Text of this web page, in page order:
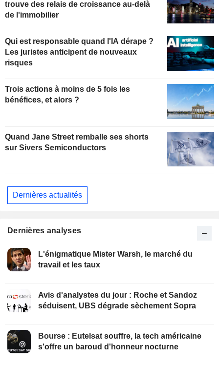
trouve des relais de croissance au-delà
de l'immobilier
Qui est responsable quand l'IA dérape ?
Les juristes anticipent de nouveaux
risques
Trois actions à moins de 5 fois les
bénéfices, et alors ?
Quand Jane Street remballe ses shorts
sur Sivers Semiconductors
Dernières actualités
Dernières analyses
L'énigmatique Mister Warsh, le marché du
travail et les taux
Avis d'analystes du jour : Roche et Sandoz
séduisent, UBS dégrade sèchement Sopra
Bourse : Eutelsat souffre, la tech américaine
s'offre un baroud d'honneur nocturne